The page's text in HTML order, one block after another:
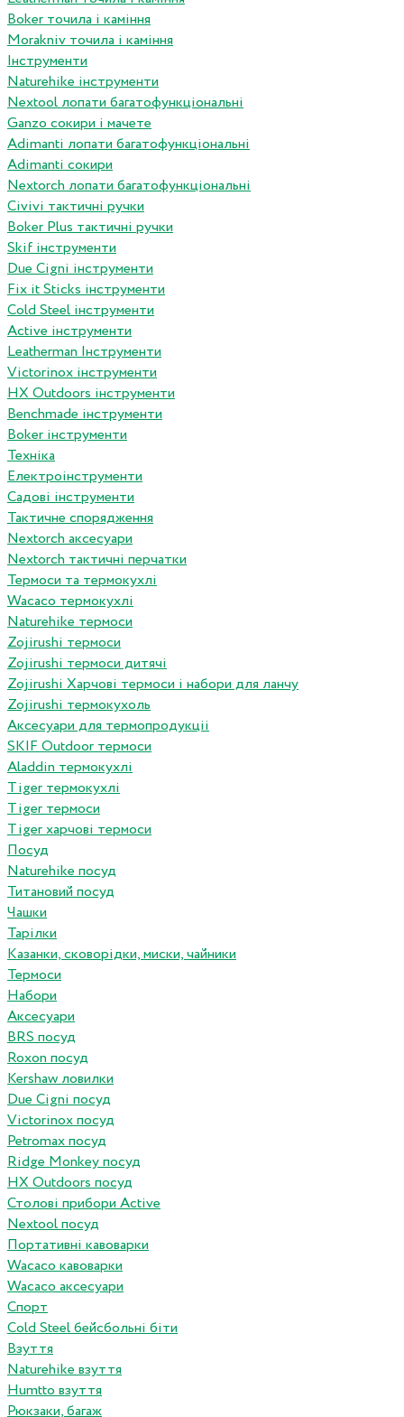
Boker точила і каміння
Morakniv точила і каміння
Інструменти
Naturehike інструменти
Nextool лопати багатофункціональні
Ganzo сокири і мачете
Adimanti лопати багатофункціональні
Adimanti сокири
Nextorch лопати багатофункціональні
Сivivi тактичні ручки
Boker Plus тактичні ручки
Skif інструменти
Due Cigni інструменти
Fix it Sticks інструменти
Сold Steel інструменти
Active інструменти
Leatherman Інструменти
Victorinox інструменти
HX Outdoors інструменти
Benchmade інструменти
Boker інструменти
Техніка
Електроінструменти
Садові інструменти
Тактичне спорядження
Nextorch аксесуари
Nextorch тактичні перчатки
Термоси та термокухлі
Wacaco термокухлі
Naturehike термоси
Zojirushi термоси
Zojirushi термоси дитячі
Zojirushi Харчові термоси і набори для ланчу
Zojirushi термокухоль
Аксесуари для термопродукціі
SKIF Outdoor термоси
Aladdin термокухлі
Tiger термокухлі
Tiger термоси
Tiger харчові термоси
Посуд
Naturehike посуд
Титановий посуд
Чашки
Тарілки
Казанки, сковорідки, миски, чайники
Термоси
Набори
Аксесуари
BRS посуд
Roxon посуд
Kershaw ловилки
Due Cigni посуд
Victorinox посуд
Petromax посуд
Ridge Monkey посуд
HX Outdoors посуд
Столові прибори Active
Nextool посуд
Портативні кавоварки
Wacaco кавоварки
Wacaco аксесуари
Спорт
Cold Steel бейсбольні біти
Взуття
Naturehike взуття
Humtto взуття
Рюкзаки, багаж